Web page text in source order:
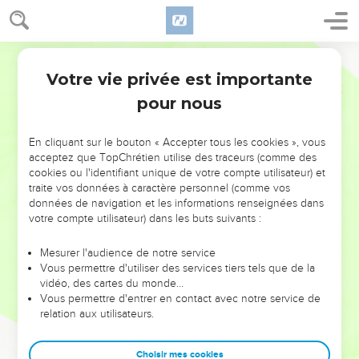
NE MANQUEZ PAS L’ÉVÉNEMENT
DE L’ANNÉE !
ET SI LEURS ERREURS POUVAIENT VOUS ÉVITER LES
VOTRES ?
leur foi ou leur vision. Mais on voit moins les doutes, les erreurs
et les saisons difficiles qu'ils ont traversés, alors même que ce
sont elles qui les ont façonnés.
Dans cette conférence, leaders, entrepreneurs, et responsables
clés pour avancer avec plus de sagesse afin que leurs erreurs
Votre vie privée est importante
pour nous
En cliquant sur le bouton « Accepter tous les cookies », vous
acceptez que TopChrétien utilise des traceurs (comme des
cookies ou l'identifiant unique de votre compte utilisateur) et
traite vos données à caractère personnel (comme vos
données de navigation et les informations renseignées dans
votre compte utilisateur) dans les buts suivants :
Mesurer l'audience de notre service
Vous permettre d'utiliser des services tiers tels que de la
vidéo, des cartes du monde…
Vous permettre d'entrer en contact avec notre service de
relation aux utilisateurs.
Choisir mes cookies